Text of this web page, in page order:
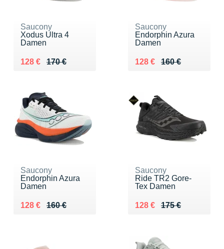
Saucony
Xodus Ultra 4
Damen
170 €
Au lieu de 170 €
128 €
Vendu 128 €
Saucony
Endorphin Azura
Damen
160 €
Au lieu de 160 €
128 €
Vendu 128 €
Saucony
Endorphin Azura
Damen
160 €
Au lieu de 160 €
128 €
Vendu 128 €
Saucony
Ride TR2 Gore-
Tex Damen
175 €
Au lieu de 175 €
128 €
Vendu 128 €